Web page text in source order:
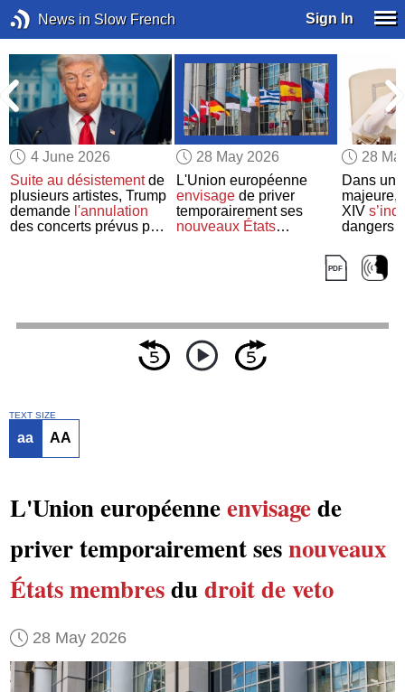
News in Slow French Sign In
4 June 2026
Suite au désistementde
plusieurs artistes, Trump
demande l'annulation
des concerts prévus pour
28 May 2026
L'Union européenne
envisagede priver
temporairement ses
nouveaux États
28
Dans
majeure,
XIV
dangers
TEXT SIZE
aa AA
L'Union européenneenvisagede
priver temporairement sesnouveaux
États membresdudroit de veto
28 May 2026